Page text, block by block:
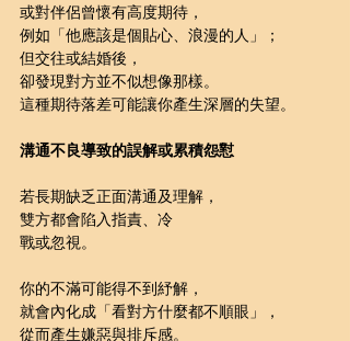
或對伴侶曾懷有高度期待，
例如「他應該是個貼心、浪漫的人」；
但交往或結婚後，
卻發現對方並不似想像那樣。
這種期待落差可能讓你產生深層的失望。
溝通不良導致的誤解或累積怨懟
若長期缺乏正面溝通及理解，
雙方都會陷入指責、冷
戰或忽視。
你的不滿可能得不到紓解，
就會內化成「看對方什麼都不順眼」，
從而產生嫌惡與排斥感。